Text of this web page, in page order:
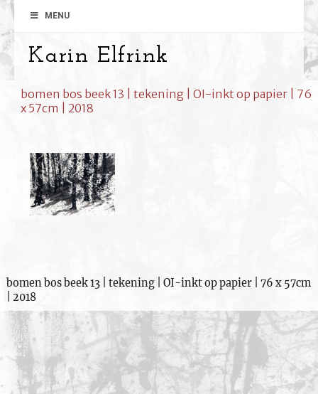
MENU
Karin Elfrink
bomen bos beek 13 | tekening | OI-inkt op papier | 76
x 57cm | 2018
bomen bos beek 13 | tekening | OI-inkt op papier | 76 x 57cm
| 2018